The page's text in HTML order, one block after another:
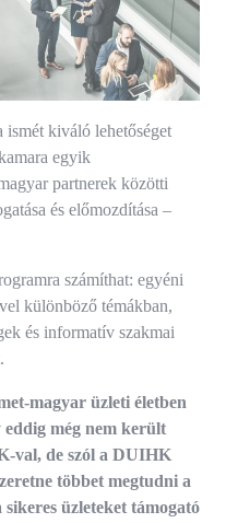
kiváló lehetőséget
egyik
partnerek közötti
és előmozdítása –
számíthat: egyéni
különböző témákban,
és informatív szakmai
magyar üzleti életben
még nem került
val, de szól a DUIHK
többet megtudni a
üzleteket támogató